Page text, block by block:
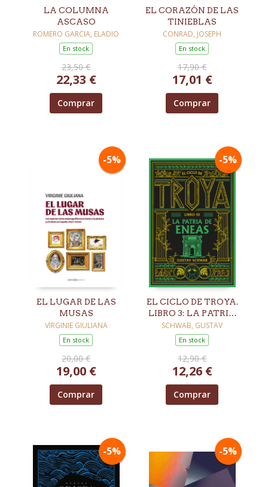
LA COLUMNA
ASCASO
ROMERO GARCIA, ELADIO
En stock
23,50 €
22,33 €
Comprar
EL CORAZÓN DE LAS
TINIEBLAS
CONRAD, JOSEPH
En stock
17,90 €
17,01 €
Comprar
-5%
EL LUGAR DE LAS
MUSAS
VIRGINIE GIULIANA
En stock
20,00 €
19,00 €
Comprar
-5%
EL CICLO DE TROYA.
LIBRO 3: LA PATRIA
DE ENEAS
SCHWAB, GUSTAV
En stock
12,90 €
12,26 €
Comprar
-5% -5%